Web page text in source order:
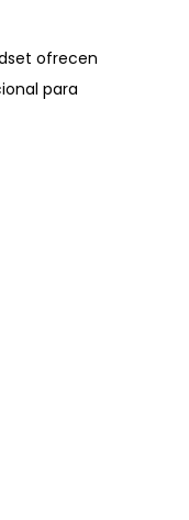
ofrecen
para